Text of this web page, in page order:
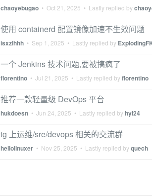
chaoyebugao • Oct 21, 2025 • Lastly replied by
使用 containerd 配置镜像加速不生效问题
isxzlhhh • Sep 1, 2025 • Lastly replied by
一个 Jenkins 技术问题,要被搞疯了
florentino • Jul 21, 2025 • Lastly replied byflorentino
推荐一款轻量级 DevOps 平台
hukdoesn • Jun 24, 2025 • Lastly replied byhyl24
tg 上运维/sre/devops 相关的交流群
hellolinuxer • Nov 25, 2025 • Lastly replied byquech